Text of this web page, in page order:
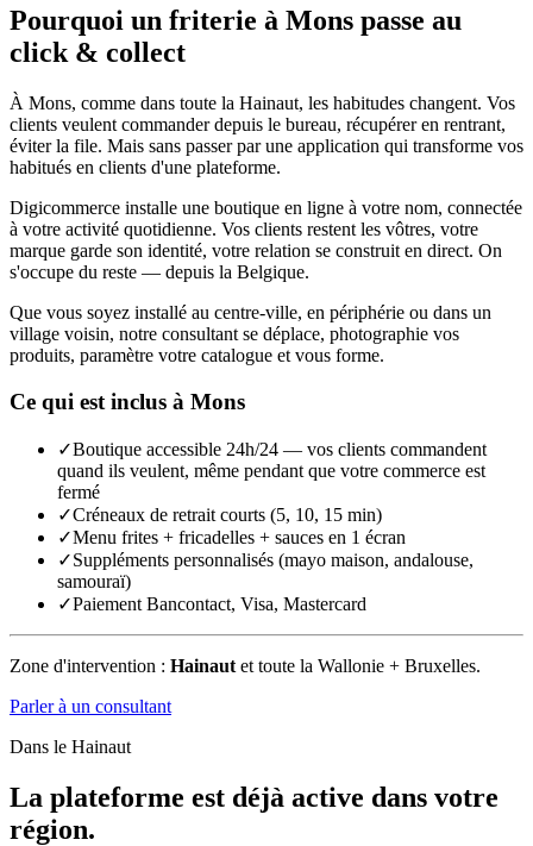
Pourquoi un friterie à Mons passe au
click & collect
À Mons, comme dans toute la Hainaut, les habitudes changent. Vos
clients veulent commander depuis le bureau, récupérer en rentrant,
éviter la file. Mais sans passer par une application qui transforme vos
habitués en clients d'une plateforme.
Digicommerce installe une boutique en ligne à votre nom, connectée
à votre activité quotidienne. Vos clients restent les vôtres, votre
marque garde son identité, votre relation se construit en direct. On
s'occupe du reste — depuis la Belgique.
Que vous soyez installé au centre-ville, en périphérie ou dans un
village voisin, notre consultant se déplace, photographie vos
produits, paramètre votre catalogue et vous forme.
Ce qui est inclus à Mons
✓Boutique accessible 24h/24 — vos clients commandent
quand ils veulent, même pendant que votre commerce est
fermé
✓Créneaux de retrait courts (5, 10, 15 min)
✓Menu frites + fricadelles + sauces en 1 écran
✓Suppléments personnalisés (mayo maison, andalouse,
samouraï)
✓Paiement Bancontact, Visa, Mastercard
Zone d'intervention : Hainaut et toute la Wallonie + Bruxelles.
Parler à un consultant
Dans le Hainaut
La plateforme est déjà active dans votre
région.